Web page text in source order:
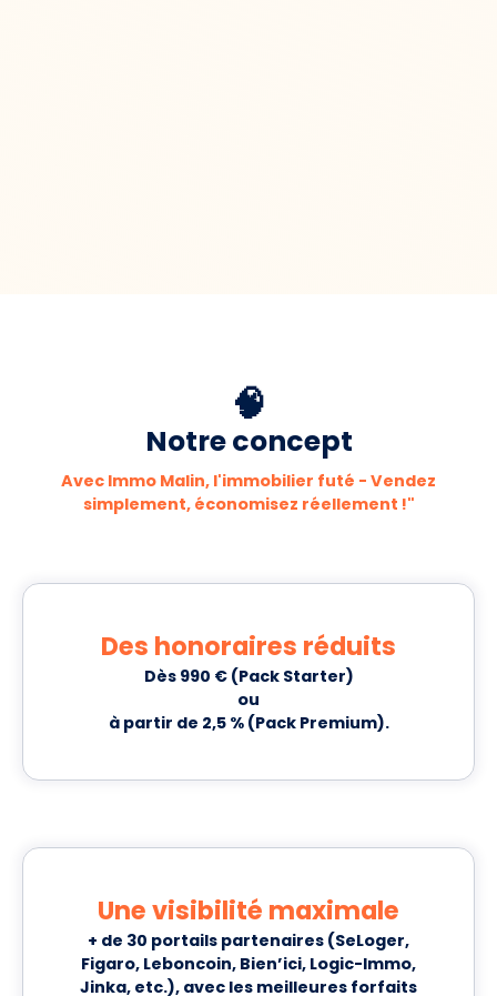
🧠
Notre concept
Avec Immo Malin, l'immobilier futé - Vendez
simplement, économisez réellement !"
Des honoraires réduits
Dès 990 € (Pack Starter)
ou
à partir de 2,5 % (Pack Premium).
Une visibilité maximale
+ de 30 portails partenaires (SeLoger,
Figaro, Leboncoin, Bien’ici, Logic-Immo,
Jinka, etc.), avec les meilleures forfaits